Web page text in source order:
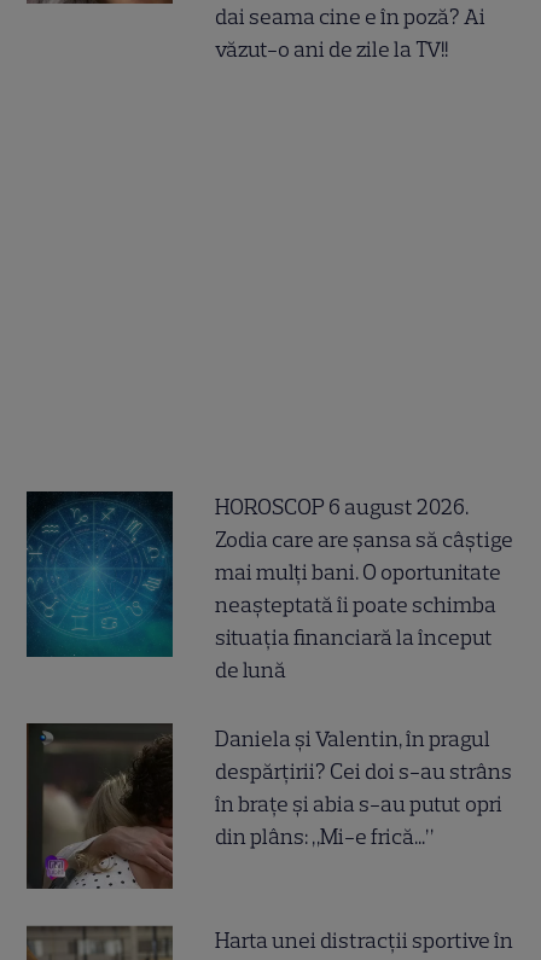
dai seama cine e în poză? Ai
văzut-o ani de zile la TV!!
HOROSCOP 6 august 2026.
Zodia care are șansa să câștige
mai mulți bani. O oportunitate
neașteptată îi poate schimba
situația financiară la început
de lună
Daniela și Valentin, în pragul
despărțirii? Cei doi s-au strâns
în brațe și abia s-au putut opri
din plâns: „Mi-e frică...”
Harta unei distracții sportive în